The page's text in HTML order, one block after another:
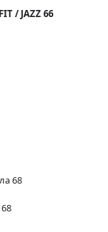
/ JAZZ 66
68